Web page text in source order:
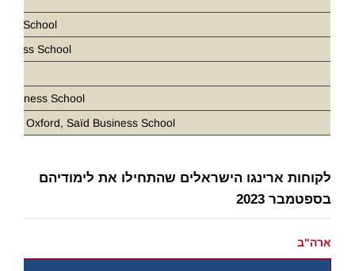
School
School
School
of Oxford, Saïd Business School
לקוחות ארינגו הישראלים שהתחילו את לימודיהם
בספטמבר 2023
ארה"ב